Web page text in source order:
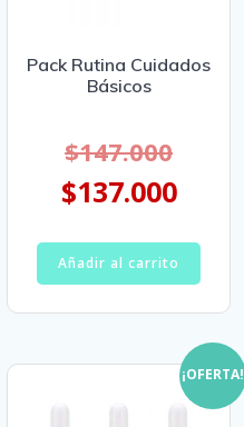
Pack Rutina Cuidados
Básicos
$147.000
$137.000
Añadir al carrito
¡OFERTA!